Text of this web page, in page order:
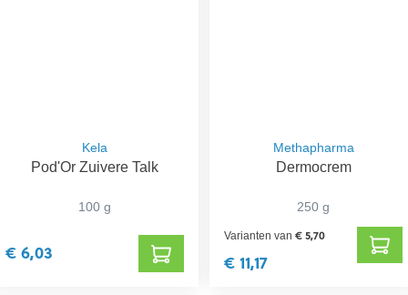
Kela
Pod'Or Zuivere Talk
100 g
€ 6,03
Methapharma
Dermocrem
250 g
Varianten van€ 5,70
€ 11,17